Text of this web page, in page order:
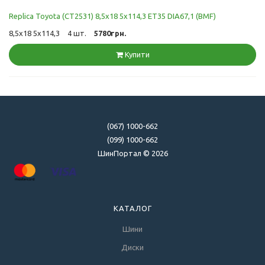
Replica Toyota (CT2531) 8,5x18 5x114,3 ET35 DIA67,1 (BMF)
8,5x18 5x114,3 4 шт. 5780грн.
Купити
(067) 1000-662
(099) 1000-662
ШинПортал © 2026
КАТАЛОГ
Шини
Диски